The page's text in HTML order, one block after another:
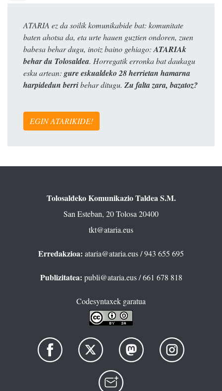
ATARIA ez da soilik komunikabide bat: komunitate
baten ahotsa da, eta urte hauen guztien ondoren, zuen
babesa behar dugu, inoiz baino gehiago: ATARIAk
behar du Tolosaldea. Horregatik erronka bat daukagu
esku artean: gure eskualdeko 28 herrietan hamarna
harpidedun berribehar ditugu. Zu falta zara, bazatoz?
EGIN ATARIKIDE!
Tolosaldeko Komunikazio Taldea S.M.
San Esteban, 20 Tolosa 20400
tkt@ataria.eus
Erredakzioa: ataria@ataria.eus/ 943 655 695
Publizitatea: publi@ataria.eus/ 661 678 818
Codesyntaxek garatua